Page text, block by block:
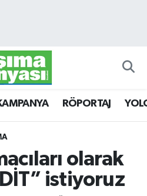
RÖPORTAJ
olarak
istiyoruz
ve Fikstür